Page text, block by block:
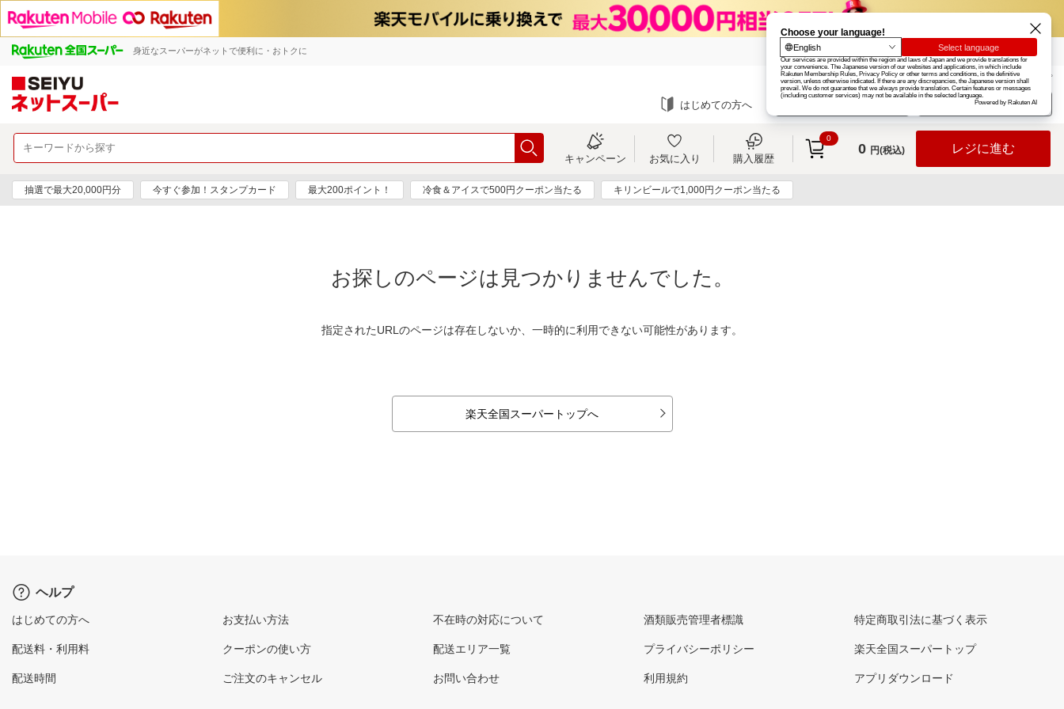
身近なスーパーがネットで便利に・おトクに 楽天グループ カード
お知らせ ヘルプ
はじめての方へ ログイン
キャンペーン お気に入り 購入履歴
0
0 円(税込) レジに進む
抽選で最大20,000円分 今すぐ参加！スタンプカード 最大200ポイント！ 冷食＆アイスで500円クーポン当たる キリンビールで1,000円クーポン当たる
お探しのページは見つかりませんでした。
指定されたURLのページは存在しないか、一時的に利用できない可能性があります。
楽天全国スーパートップへ
ヘルプ
はじめての方へ
配送料・利用料
配送時間
お支払い方法
クーポンの使い方
ご注文のキャンセル
不在時の対応について
配送エリア一覧
お問い合わせ
酒類販売管理者標識
プライバシーポリシー
利用規約
特定商取引法に基づく表示
楽天全国スーパートップ
アプリダウンロード